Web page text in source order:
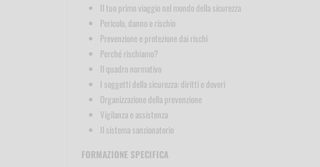
Il tuo primo viaggio nel mondo della sicurezza
Pericolo, danno e rischio
Prevenzione e protezione dai rischi
Perché rischiamo?
Il quadro normativo
I soggetti della sicurezza: diritti e doveri
Organizzazione della prevenzione
Vigilanza e assistenza
Il sistema sanzionatorio
FORMAZIONE SPECIFICA